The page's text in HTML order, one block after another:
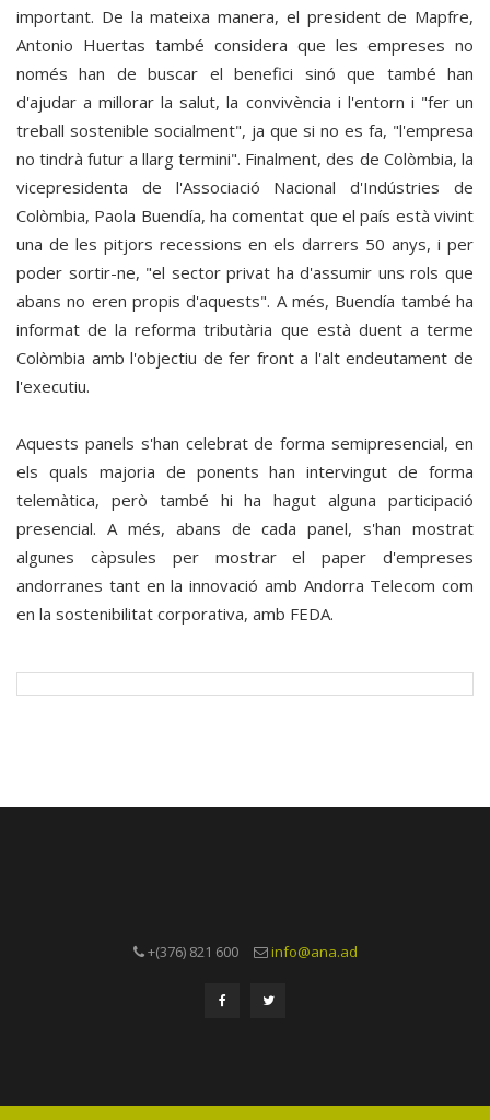
important. De la mateixa manera, el president de Mapfre,
Antonio Huertas també considera que les empreses no
només han de buscar el benefici sinó que també han
d'ajudar a millorar la salut, la convivència i l'entorn i "fer un
treball sostenible socialment", ja que si no es fa, "l'empresa
no tindrà futur a llarg termini". Finalment, des de Colòmbia, la
vicepresidenta de l'Associació Nacional d'Indústries de
Colòmbia, Paola Buendía, ha comentat que el país està vivint
una de les pitjors recessions en els darrers 50 anys, i per
poder sortir-ne, "el sector privat ha d'assumir uns rols que
abans no eren propis d'aquests". A més, Buendía també ha
informat de la reforma tributària que està duent a terme
Colòmbia amb l'objectiu de fer front a l'alt endeutament de
l'executiu.
Aquests panels s'han celebrat de forma semipresencial, en
els quals majoria de ponents han intervingut de forma
telemàtica, però també hi ha hagut alguna participació
presencial. A més, abans de cada panel, s'han mostrat
algunes càpsules per mostrar el paper d'empreses
andorranes tant en la innovació amb Andorra Telecom com
en la sostenibilitat corporativa, amb FEDA.
+(376) 821 600 info@ana.ad